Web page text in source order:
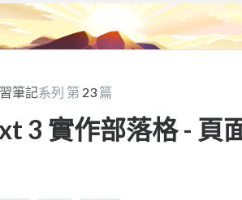
筆記系列 第 23 篇
3 實作部落格 - 頁